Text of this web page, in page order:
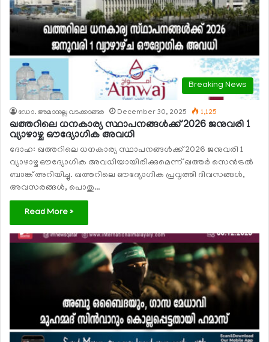
Breaking News
ഡോ. അമാനുല്ല വടക്കാങ്ങര December 30, 2025 1,125
ഖത്തറിലെ ധനകാര്യ സ്ഥാപനങ്ങള്‍ക്ക് 2026 ജനുവരി 1
വ്യാഴാഴ്ച ഔദ്യോഗിക അവധി
ദോഹ: ഖത്തറിലെ ധനകാര്യ സ്ഥാപനങ്ങള്‍ക്ക് 2026 ജനുവരി 1
വ്യാഴാഴ്ച ഔദ്യോഗിക അവധിയായിരിക്കുമെന്ന് ഖത്തര്‍ സെന്‍ട്രല്‍
ബാങ്ക് അറിയിച്ചു. ഖത്തറിലെ ഔദ്യോഗിക പ്രവൃത്തി ദിവസങ്ങള്‍,
അവസരങ്ങള്‍, പൊതു…
Read More »